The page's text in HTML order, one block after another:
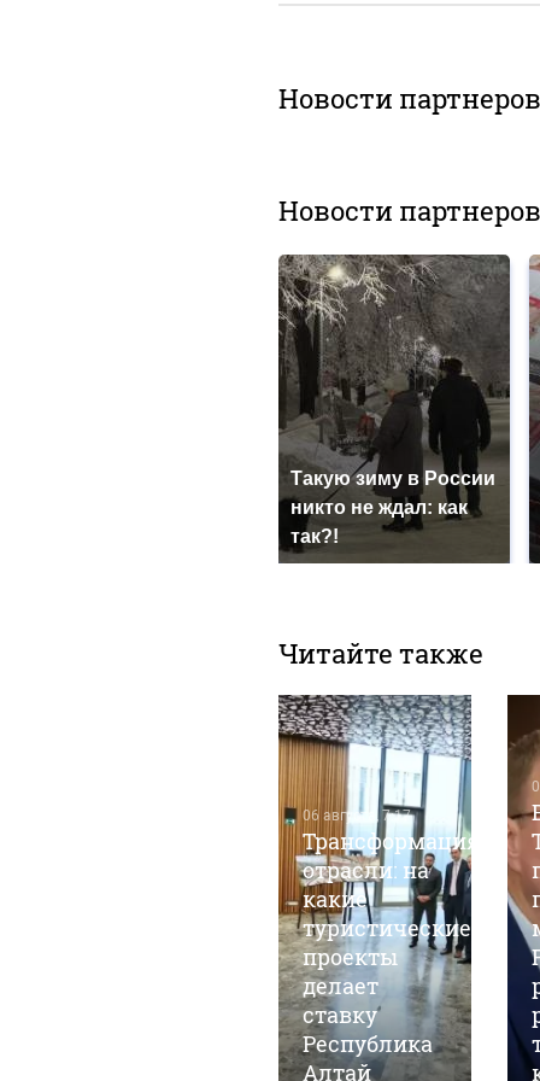
Новости партнеров
Новости партнеров
Такую зиму в России
никто не ждал: как
так?!
Читайте также
06 августа, 7:17
Трансформация
отрасли: на
какие
туристические
проекты
делает
ставку
Республика
Алтай